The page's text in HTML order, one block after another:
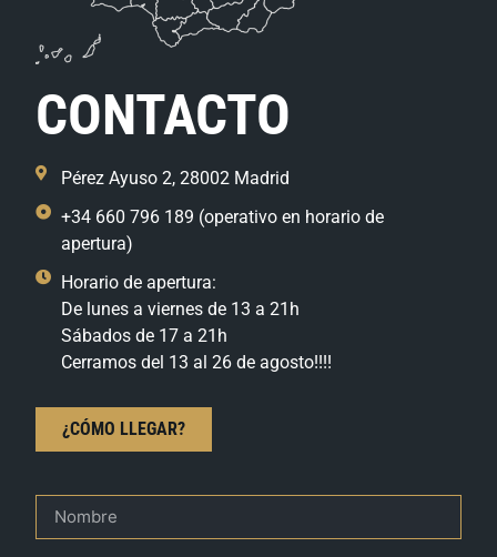
CONTACTO
Pérez Ayuso 2, 28002 Madrid
+34 660 796 189 (operativo en horario de
apertura)
Horario de apertura:
De lunes a viernes de 13 a 21h
Sábados de 17 a 21h
Cerramos del 13 al 26 de agosto!!!!
¿CÓMO LLEGAR?